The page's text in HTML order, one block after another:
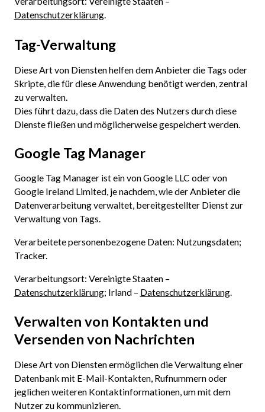
Datenschutzerklärung.
Tag-Verwaltung
Diese Art von Diensten helfen dem Anbieter die Tags oder
Skripte, die für diese Anwendung benötigt werden, zentral
zu verwalten.
Dies führt dazu, dass die Daten des Nutzers durch diese
Dienste fließen und möglicherweise gespeichert werden.
Google Tag Manager
Google Tag Manager ist ein von Google LLC oder von
Google Ireland Limited, je nachdem, wie der Anbieter die
Datenverarbeitung verwaltet, bereitgestellter Dienst zur
Verwaltung von Tags.
Verarbeitete personenbezogene Daten: Nutzungsdaten;
Tracker.
Verarbeitungsort: Vereinigte Staaten –
Datenschutzerklärung; Irland – Datenschutzerklärung.
Verwalten von Kontakten und
Versenden von Nachrichten
Diese Art von Diensten ermöglichen die Verwaltung einer
Datenbank mit E-Mail-Kontakten, Rufnummern oder
jeglichen weiteren Kontaktinformationen, um mit dem
Nutzer zu kommunizieren.